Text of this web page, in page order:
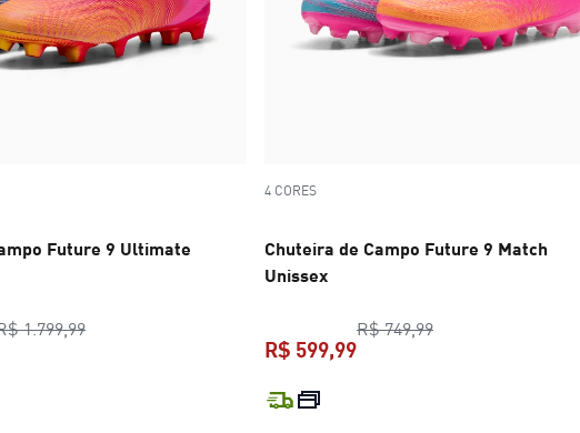
Future 9 Ultimate
1.799,99preço original R$ 1.799,99
4 CORES
Chuteira de Campo Future 9 Match
Unissex
R$ 749,99preço original R$
R$ 599,99